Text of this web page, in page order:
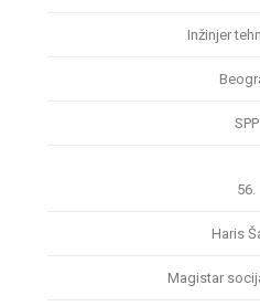
Inžinjer
SPP
56.
Haris
Magistar